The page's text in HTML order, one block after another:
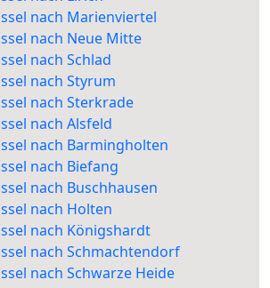
nach Marienviertel
nach Neue Mitte
nach Schlad
nach Styrum
nach Sterkrade
nach Alsfeld
nach Barmingholten
nach Biefang
nach Buschhausen
nach Holten
nach Königshardt
nach Schmachtendorf
nach Schwarze Heide